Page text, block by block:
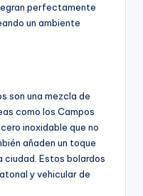
perfectamente
un ambiente
son una mezcla de
como los Campos
inoxidable que no
añaden un toque
ciudad. Estos bolardos
y vehicular de